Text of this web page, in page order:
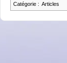
Catégorie : Articles